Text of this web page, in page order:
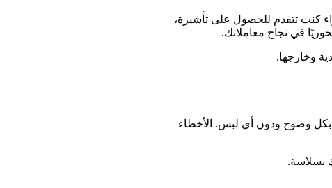
كنت تتقدم للحصول على تأشيرة،
في نجاح معاملاتك.
وخارجها.
بكل وضوح ودون أي لبس. الأخطاء
بسلاسة.